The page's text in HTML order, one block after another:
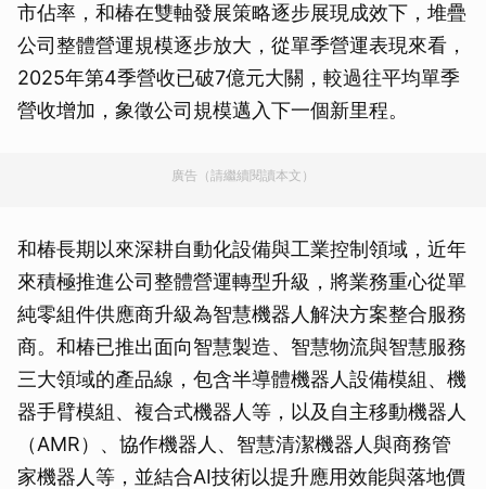
市佔率，和椿在雙軸發展策略逐步展現成效下，堆疊
公司整體營運規模逐步放大，從單季營運表現來看，
2025年第4季營收已破7億元大關，較過往平均單季
營收增加，象徵公司規模邁入下一個新里程。
廣告（請繼續閱讀本文）
和椿長期以來深耕自動化設備與工業控制領域，近年
來積極推進公司整體營運轉型升級，將業務重心從單
純零組件供應商升級為智慧機器人解決方案整合服務
商。和椿已推出面向智慧製造、智慧物流與智慧服務
三大領域的產品線，包含半導體機器人設備模組、機
器手臂模組、複合式機器人等，以及自主移動機器人
（AMR）、協作機器人、智慧清潔機器人與商務管
家機器人等，並結合AI技術以提升應用效能與落地價